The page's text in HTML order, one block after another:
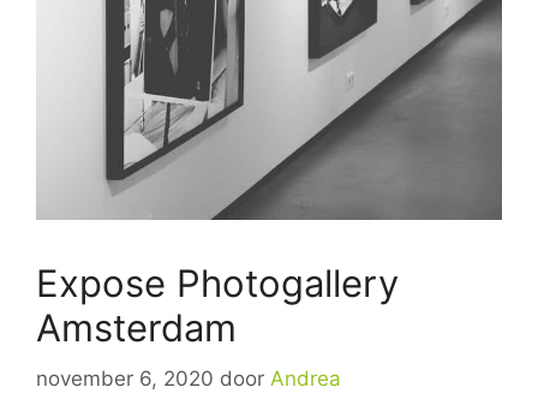
Expose Photogallery
Amsterdam
november 6, 2020 door Andrea